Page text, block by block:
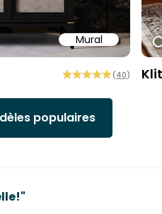
Mural
(40)
populaires
"